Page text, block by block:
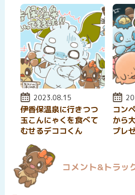
投稿日:
2023.08.15
伊香保温泉に行きつつ
玉こんにゃくを食べて
むせるデココくん
投
コン
から
プレ
コメント&トラッ